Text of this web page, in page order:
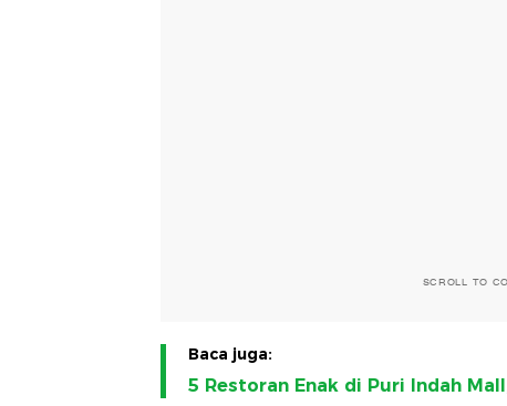
SCROLL TO
Baca juga:
5 Restoran Enak di Puri Indah